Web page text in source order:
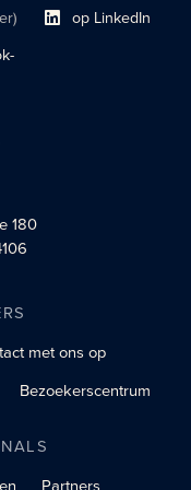
Link naar sociaal
op LinkedIn
180
met ons op
Bezoekerscentrum